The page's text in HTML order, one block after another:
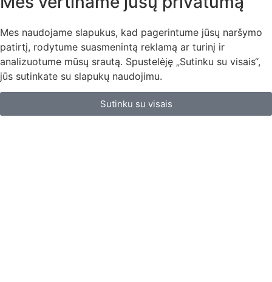
Mes naudojame slapukus, kad pagerintume jūsų naršymo
patirtį, rodytume suasmenintą reklamą ar turinį ir
analizuotume mūsų srautą. Spustelėję „Sutinku su visais“,
jūs sutinkate su slapukų naudojimu.
Sutinku su visais